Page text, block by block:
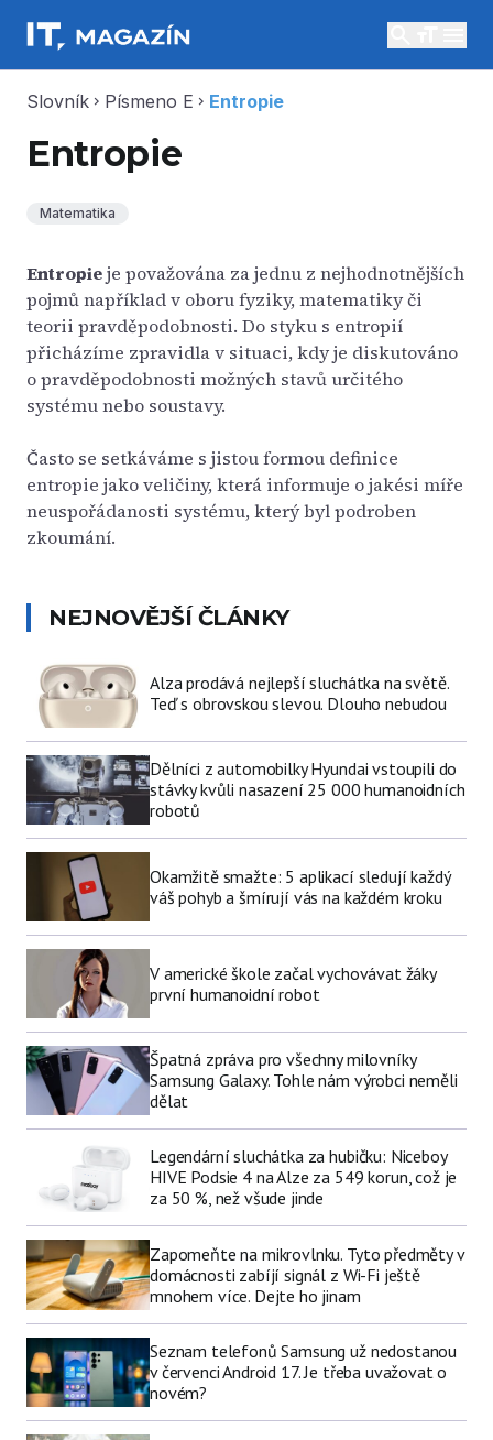
Slovník chevron_right Písmeno E chevron_right Entropie
Entropie
Matematika
Entropieje považována za jednu z nejhodnotnějších
pojmů například v oboru fyziky, matematiky či
teorii pravděpodobnosti. Do styku s entropií
přicházíme zpravidla v situaci, kdy je diskutováno
o pravděpodobnosti možných stavů určitého
systému nebo soustavy.
Často se setkáváme s jistou formou definice
entropie jako veličiny, která informuje o jakési míře
neuspořádanosti systému, který byl podroben
zkoumání.
NEJNOVĚJŠÍ ČLÁNKY
Alza prodává nejlepší sluchátka na světě.
Teď s obrovskou slevou. Dlouho nebudou
Dělníci z automobilky Hyundai vstoupili do
stávky kvůli nasazení 25 000 humanoidních
robotů
Okamžitě smažte: 5 aplikací sledují každý
váš pohyb a šmírují vás na každém kroku
V americké škole začal vychovávat žáky
první humanoidní robot
Špatná zpráva pro všechny milovníky
Samsung Galaxy. Tohle nám výrobci neměli
dělat
Legendární sluchátka za hubičku: Niceboy
HIVE Podsie 4 na Alze za 549 korun, což je
za 50 %, než všude jinde
Zapomeňte na mikrovlnku. Tyto předměty v
domácnosti zabíjí signál z Wi-Fi ještě
mnohem více. Dejte ho jinam
Seznam telefonů Samsung už nedostanou
v červenci Android 17. Je třeba uvažovat o
novém?